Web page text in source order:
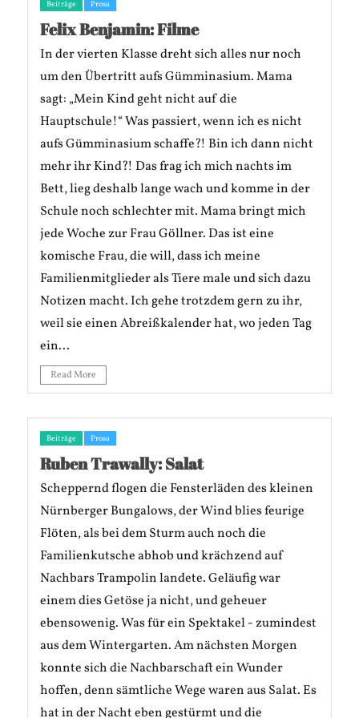
Beiträge Prosa
Felix Benjamin: Filme
In der vierten Klasse dreht sich alles nur noch
um den Übertritt aufs Gümminasium. Mama
sagt: „Mein Kind geht nicht auf die
Hauptschule!“ Was passiert, wenn ich es nicht
aufs Gümminasium schaffe?! Bin ich dann nicht
mehr ihr Kind?! Das frag ich mich nachts im
Bett, lieg deshalb lange wach und komme in der
Schule noch schlechter mit. Mama bringt mich
jede Woche zur Frau Göllner. Das ist eine
komische Frau, die will, dass ich meine
Familienmitglieder als Tiere male und sich dazu
Notizen macht. Ich gehe trotzdem gern zu ihr,
weil sie einen Abreißkalender hat, wo jeden Tag
ein...
Read More
Beiträge Prosa
Ruben Trawally: Salat
Scheppernd flogen die Fensterläden des kleinen
Nürnberger Bungalows, der Wind blies feurige
Flöten, als bei dem Sturm auch noch die
Familienkutsche abhob und krächzend auf
Nachbars Trampolin landete. Geläufig war
einem dies Getöse ja nicht, und geheuer
ebensowenig. Was für ein Spektakel - zumindest
aus dem Wintergarten. Am nächsten Morgen
konnte sich die Nachbarschaft ein Wunder
hoffen, denn sämtliche Wege waren aus Salat. Es
hat in der Nacht eben gestürmt und die